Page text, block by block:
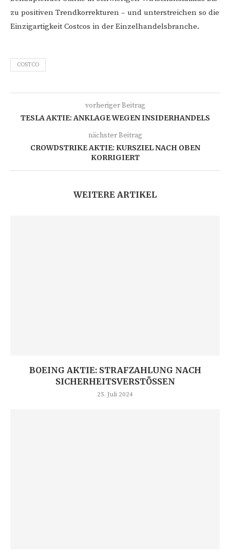
zu positiven Trendkorrekturen – und unterstreichen so die
Einzigartigkeit Costcos in der Einzelhandelsbranche.
COSTCO
vorheriger Beitrag
TESLA AKTIE: ANKLAGE WEGEN INSIDERHANDELS
nächster Beitrag
CROWDSTRIKE AKTIE: KURSZIEL NACH OBEN
KORRIGIERT
WEITERE ARTIKEL
BOEING AKTIE: STRAFZAHLUNG NACH
SICHERHEITSVERSTÖSSEN
25. Juli 2024